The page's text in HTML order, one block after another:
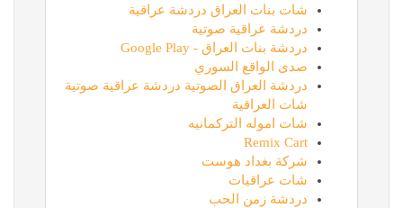
شات بنات العراق دردشة عراقية
دردشة عراقية صوتية
دردشة بنات العراق - Google Play
صدى الواقع السوري
دردشة العراق الصوتية دردشة عراقية صوتية
شات العراقية
شات اموله التركمانيه
Remix Cart
شركة بغداد هوست
شات عراقيات
دردشة زمن الحب